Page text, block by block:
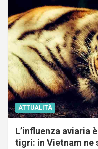
ATTUALITÀ
L’influenza aviaria
tigri: in Vietnam ne